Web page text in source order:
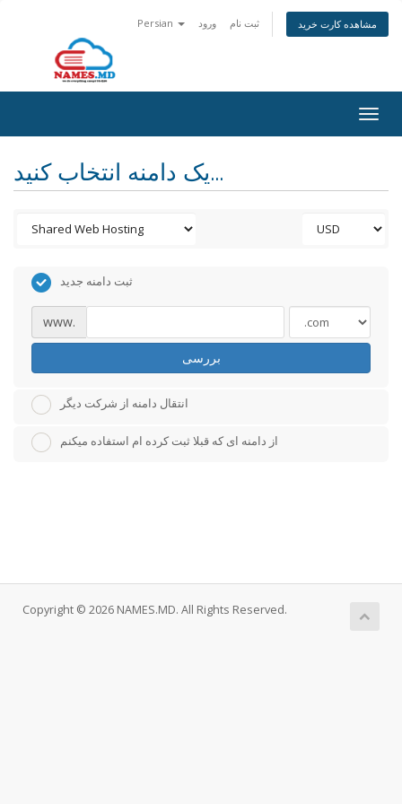
Persian ورود ثبت نام مشاهده کارت خرید
یک دامنه انتخاب کنید...
ثبت دامنه جدید
www.
بررسی
انتقال دامنه از شرکت دیگر
از دامنه ای که قبلا ثبت کرده ام استفاده میکنم
Copyright © 2026 NAMES.MD. All Rights Reserved.